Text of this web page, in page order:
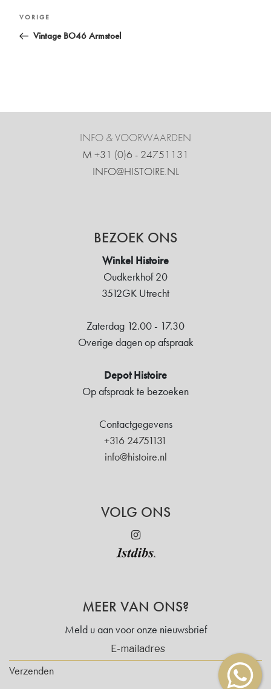
Bericht
navigatie
Vorig
bericht
VORIGE
Vintage BO46 Armstoel
INFO & VOORWAARDEN
M +31 ‍(0)6 - 24751131
INFO@HISTOIRE.NL
BEZOEK ONS
Winkel Histoire
Oudkerkhof 20
3512GK Utrecht
Zaterdag 12.00 - 17.30
Overige dagen op afspraak
Depot Histoire
Op afspraak te bezoeken
Contactgegevens
+316 24751131
info@histoire.nl
VOLG ONS
MEER VAN ONS?
Meld u aan voor onze nieuwsbrief